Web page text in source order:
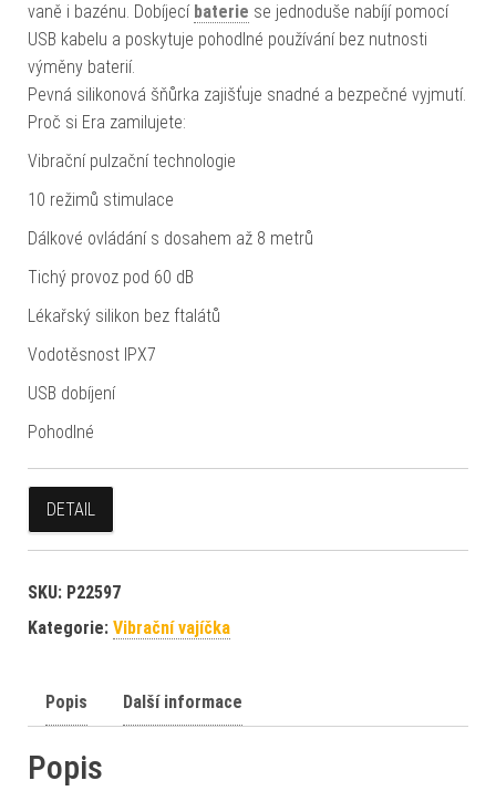
vaně i bazénu. Dobíjecí baterie se jednoduše nabíjí pomocí
USB kabelu a poskytuje pohodlné používání bez nutnosti
výměny baterií.
Pevná silikonová šňůrka zajišťuje snadné a bezpečné vyjmutí.
Proč si Era zamilujete:
Vibrační pulzační technologie
10 režimů stimulace
Dálkové ovládání s dosahem až 8 metrů
Tichý provoz pod 60 dB
Lékařský silikon bez ftalátů
Vodotěsnost IPX7
USB dobíjení
Pohodlné
DETAIL
SKU: P22597
Kategorie: Vibrační vajíčka
Popis Další informace
Popis